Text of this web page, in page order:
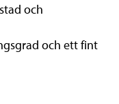
och
och ett fint